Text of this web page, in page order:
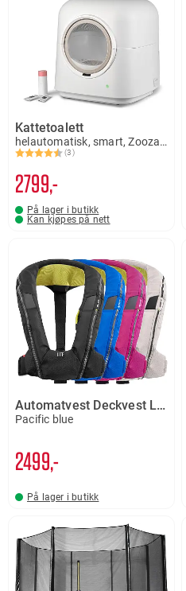
Kattetoalett
helautomatisk, smart, Zoozaker
Karakter:
(3)
4.3 av 5 mulige
2799,-
På lager i butikk
Kan kjøpes på nett
Automatvest Deckvest Lite
Pacific blue
2499,-
På lager i butikk